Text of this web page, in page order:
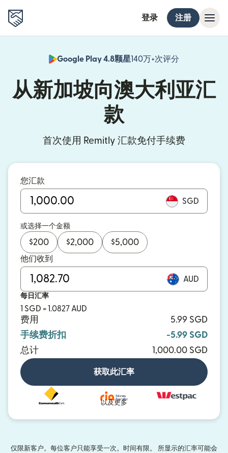
登录 注册
Google Play 4.8颗星140万+次评分
从新加坡向澳大利亚汇
款
首次使用 Remitly 汇款免付手续费
您汇款
SGD
或选择一个金额
$200 $2,000 $5,000
他们收到
AUD
每日汇率
1 SGD = 1.0827 AUD
费用
5.99 SGD
手续费折扣
-5.99 SGD
总计
1,000.00 SGD
获取此汇率
以及更多
仅限新客户。每位客户只能享受一次。时间有限。 所显示的汇率可能会